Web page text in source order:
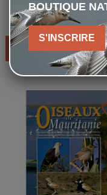
de France
35,00 €
AJOUTER AU
BOUTIQUE
S'INSCRIRE